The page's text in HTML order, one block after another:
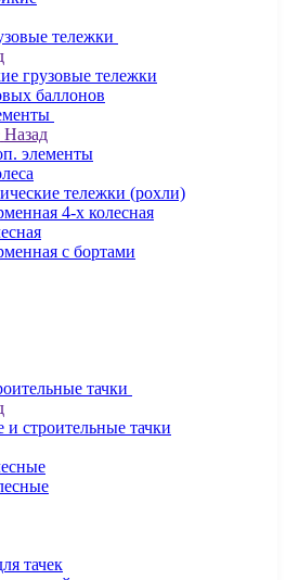
тележки
грузовые тележки
баллонов
Назад
элементы
тележки (рохли)
4-х колесная
с бортами
тачки
и строительные тачки
тачек